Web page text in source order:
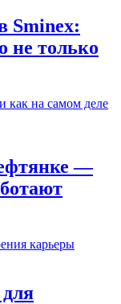
Sminex:
не только
—